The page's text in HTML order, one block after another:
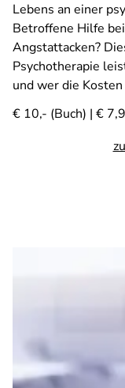
Lebens an einer
Betroffene Hilfe
Angstattacken?
Psychotherapie
und wer die
€ 10,- (Buch) | €